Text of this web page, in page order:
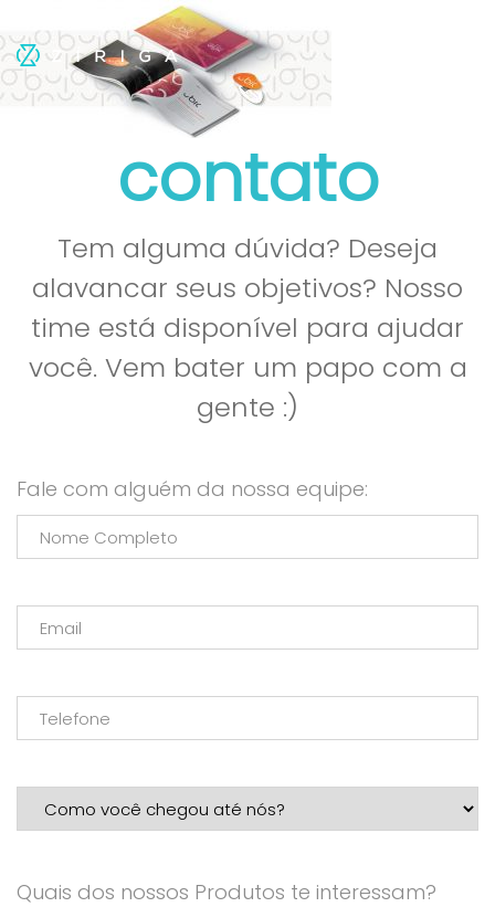
contato
Tem alguma dúvida? Deseja
alavancar seus objetivos? Nosso
time está disponível para ajudar
você. Vem bater um papo com a
gente :)
Fale com alguém da nossa equipe:
Quais dos nossos Produtos te interessam?